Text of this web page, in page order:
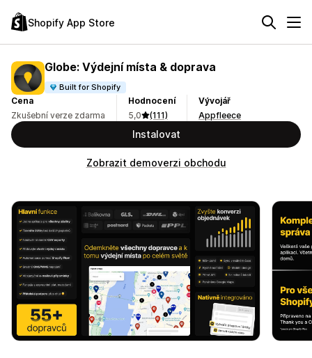
Shopify App Store
Globe: Výdejní místa & doprava
Built for Shopify
Cena
Zkušební verze zdarma
Hodnocení
5,0
(111)
Vývojář
Appfleece
Instalovat
Zobrazit demoverzi obchodu